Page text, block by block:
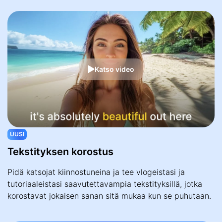
Katso video
UUSI
Tekstityksen korostus
Pidä katsojat kiinnostuneina ja tee vlogeistasi ja
tutoriaaleistasi saavutettavampia tekstityksillä, jotka
korostavat jokaisen sanan sitä mukaa kun se puhutaan.